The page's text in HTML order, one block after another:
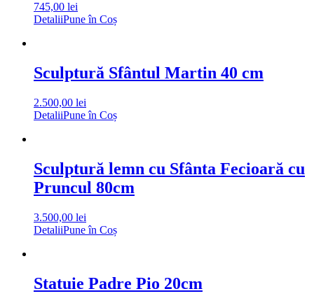
745,00 lei
DetaliiPune în Coș
Sculptură Sfântul Martin 40 cm
2.500,00 lei
DetaliiPune în Coș
Sculptură lemn cu Sfânta Fecioară cu
Pruncul 80cm
3.500,00 lei
DetaliiPune în Coș
Statuie Padre Pio 20cm